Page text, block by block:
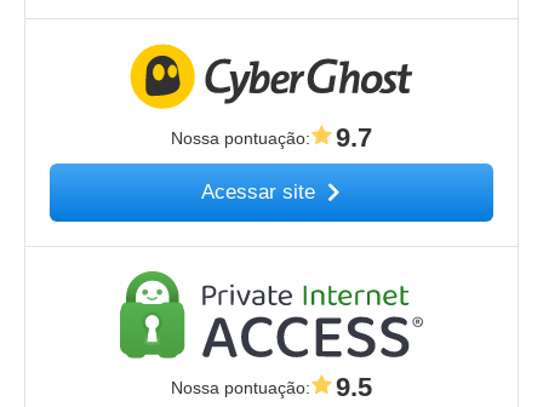
Nossa pontuação: 9.7
Acessar site
Nossa pontuação: 9.5